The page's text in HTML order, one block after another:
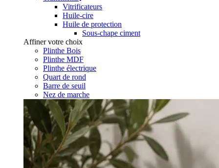
Vitrificateurs
Huile-cire
Huile de protection
Sous-chape ciment
Affiner votre choix
Plinthe Bois
Plinthe MDF
Plinthe électrique
Quart de rond
Barre de seuil
Nez de marche